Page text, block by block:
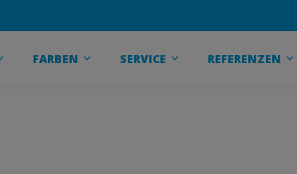
FARBEN SERVICE REFERENZEN